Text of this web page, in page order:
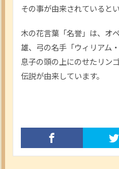
その事が由来されていると
木の花言葉「名誉」は、オ
雄、弓の名手「ウィリアム・
息子の頭の上にのせたリン
伝説が由来しています。